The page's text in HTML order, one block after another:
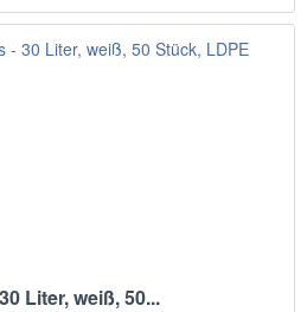
Liter, weiß, 50...